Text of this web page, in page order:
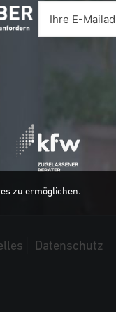
Datenschutz
zu ermöglichen.